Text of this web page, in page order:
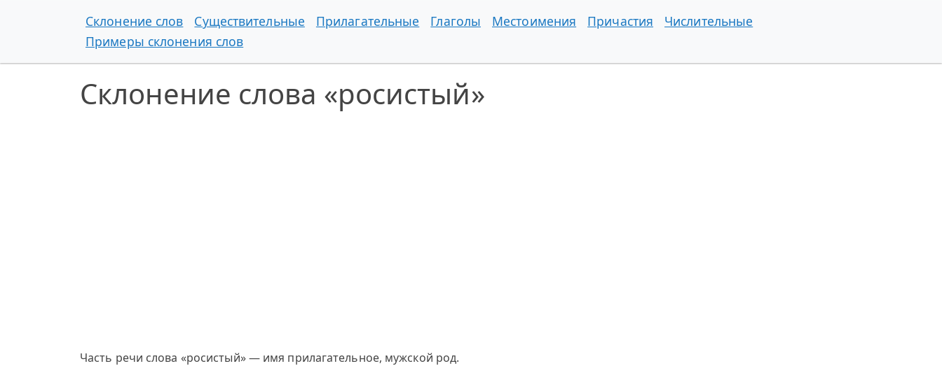
Склонение слов Существительные Прилагательные Глаголы Местоимения Причастия
Числительные
Примеры склонения слов
Склонение слова «росистый»
Часть речи слова «росистый» — имя прилагательное, мужской род.